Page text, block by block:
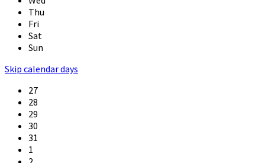
Thu
Fri
Sat
Sun
Skip calendar days
27
28
29
30
31
1